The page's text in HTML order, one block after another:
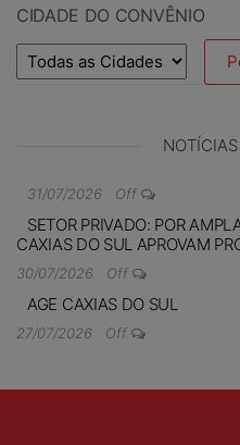
CIDADE DO CONVÊNIO
31/07/2026 Off
SETOR PRIVADO: POR
CAXIAS DO SUL APROVAM
30/07/2026 Off
AGE CAXIAS DO SUL
27/07/2026 Off